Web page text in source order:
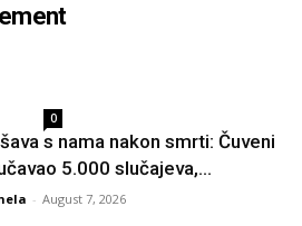
0
s nama nakon smrti: Čuveni
5.000 slučajeva,...
- August 7, 2026